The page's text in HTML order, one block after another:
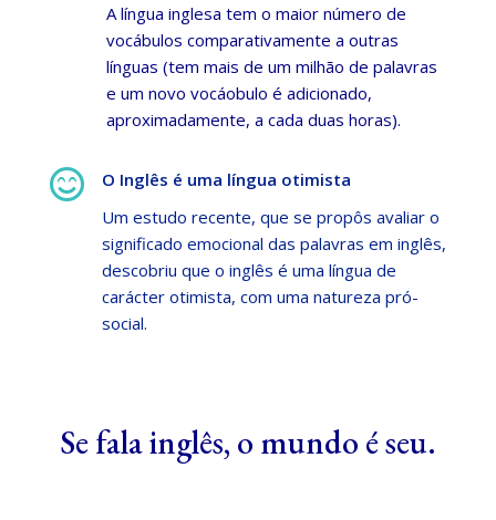
A língua inglesa tem o maior número de
vocábulos comparativamente a outras
línguas (tem mais de um milhão de palavras
e um novo vocáobulo é adicionado,
aproximadamente, a cada duas horas).

O Inglês é uma língua otimista
Um estudo recente, que se propôs avaliar o
significado emocional das palavras em inglês,
descobriu que o inglês é uma língua de
carácter otimista, com uma natureza pró-
social.
Se fala inglês, o mundo é seu.